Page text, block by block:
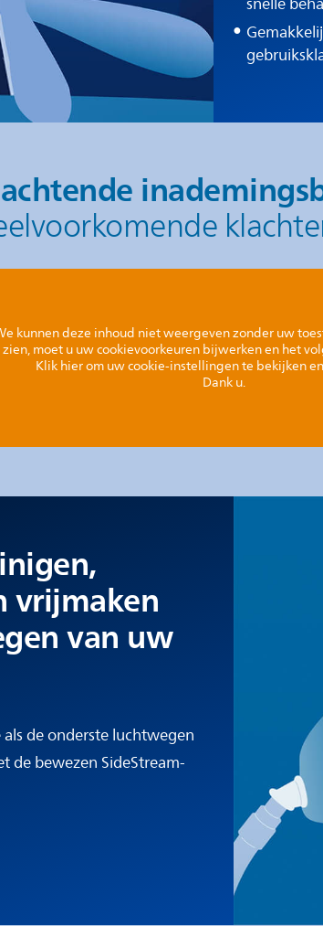
kunnen deze inhoud niet weergeven zonder uw
moet u uw cookievoorkeuren bijwerken en het
Klik hier om uw cookie-instellingen te bekijken
Dank u.
vrijmaken
van uw
de onderste luchtwegen
de bewezen SideStream-